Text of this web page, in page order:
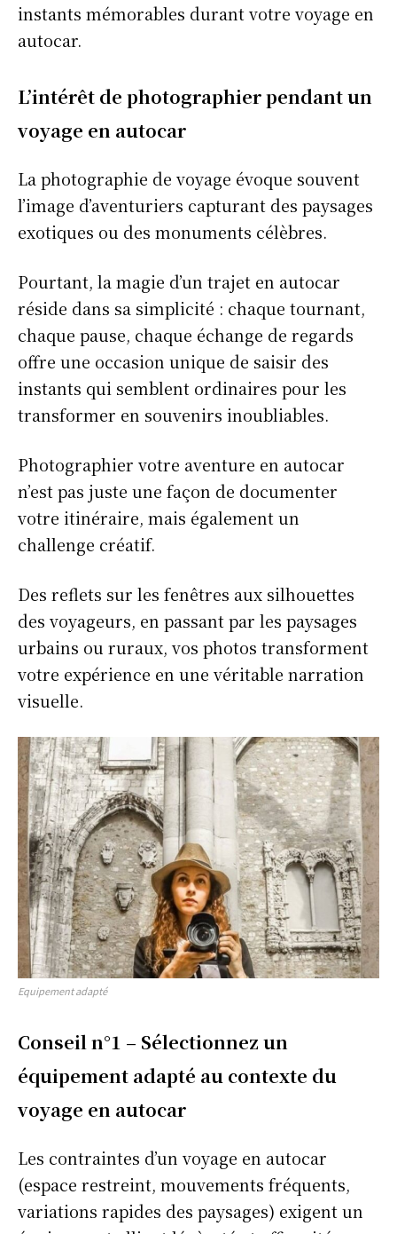
instants mémorables durant votre voyage en
autocar.
L’intérêt de photographier pendant un
voyage en autocar
La photographie de voyage évoque souvent
l’image d’aventuriers capturant des paysages
exotiques ou des monuments célèbres.
Pourtant, la magie d’un trajet en autocar
réside dans sa simplicité : chaque tournant,
chaque pause, chaque échange de regards
offre une occasion unique de saisir des
instants qui semblent ordinaires pour les
transformer en souvenirs inoubliables.
Photographier votre aventure en autocar
n’est pas juste une façon de documenter
votre itinéraire, mais également un
challenge créatif.
Des reflets sur les fenêtres aux silhouettes
des voyageurs, en passant par les paysages
urbains ou ruraux, vos photos transforment
votre expérience en une véritable narration
visuelle.
Equipement adapté
Conseil n°1 – Sélectionnez un
équipement adapté au contexte du
voyage en autocar
Les contraintes d’un voyage en autocar
(espace restreint, mouvements fréquents,
variations rapides des paysages) exigent un